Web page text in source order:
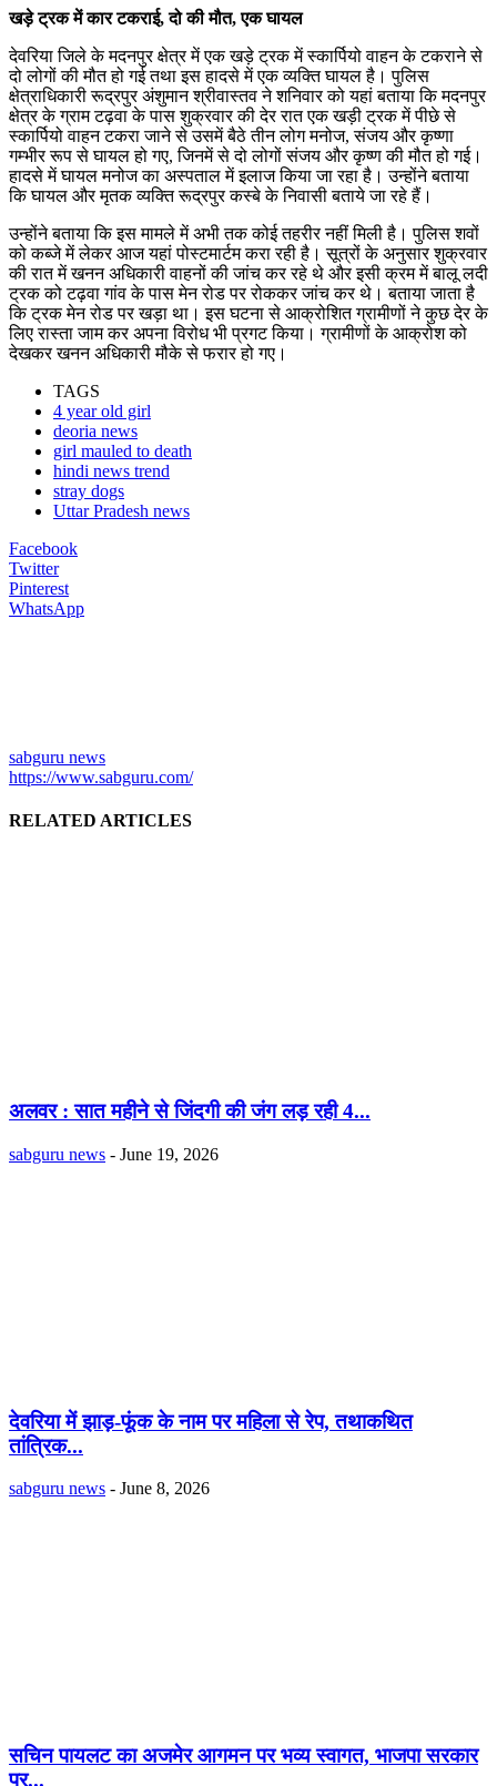
खड़े ट्रक में कार टकराई, दो की मौत, एक घायल
देवरिया जिले के मदनपुर क्षेत्र में एक खड़े ट्रक में स्कार्पियो वाहन के टकराने से
दो लोगों की मौत हो गई तथा इस हादसे में एक व्यक्ति घायल है। पुलिस
क्षेत्राधिकारी रूद्रपुर अंशुमान श्रीवास्तव ने शनिवार को यहां बताया कि मदनपुर
क्षेत्र के ग्राम टढ़वा के पास शुक्रवार की देर रात एक खड़ी ट्रक में पीछे से
स्कार्पियो वाहन टकरा जाने से उसमें बैठे तीन लोग मनोज, संजय और कृष्णा
गम्भीर रूप से घायल हो गए, जिनमें से दो लोगों संजय और कृष्ण की मौत हो गई।
हादसे में घायल मनोज का अस्पताल में इलाज किया जा रहा है। उन्होंने बताया
कि घायल और मृतक व्यक्ति रूद्रपुर कस्बे के निवासी बताये जा रहे हैं।
उन्होंने बताया कि इस मामले में अभी तक कोई तहरीर नहीं मिली है। पुलिस शवों
को कब्जे में लेकर आज यहां पोस्टमार्टम करा रही है। सूत्रों के अनुसार शुक्रवार
की रात में खनन अधिकारी वाहनों की जांच कर रहे थे और इसी क्रम में बालू लदी
ट्रक को टढ़वा गांव के पास मेन रोड पर रोककर जांच कर थे। बताया जाता है
कि ट्रक मेन रोड पर खड़ा था। इस घटना से आक्रोशित ग्रामीणों ने कुछ देर के
लिए रास्ता जाम कर अपना विरोध भी प्रगट किया। ग्रामीणों के आक्रोश को
देखकर खनन अधिकारी मौके से फरार हो गए।
TAGS
4 year old girl
deoria news
girl mauled to death
hindi news trend
stray dogs
Uttar Pradesh news
Facebook
Twitter
Pinterest
WhatsApp
sabguru news
https://www.sabguru.com/
RELATED ARTICLES
अलवर : सात महीने से जिंदगी की जंग लड़ रही 4...
sabguru news - June 19, 2026
देवरिया में झाड़-फूंक के नाम पर महिला से रेप, तथाकथित
तांत्रिक...
sabguru news - June 8, 2026
सचिन पायलट का अजमेर आगमन पर भव्य स्वागत, भाजपा सरकार
पर...